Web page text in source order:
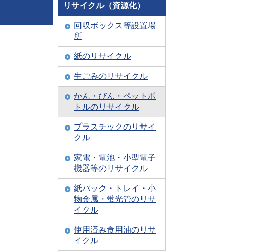
リサイクル（資源化）
回収ボックス等設置場
所
紙のリサイクル
生ごみのリサイクル
かん・びん・ペットボ
トルのリサイクル
プラスチックのリサイ
クル
家電・電池・小型電子
機器等のリサイクル
紙パック・トレイ・小
物金属・蛍光管のリサ
イクル
使用済み食用油のリサ
イクル